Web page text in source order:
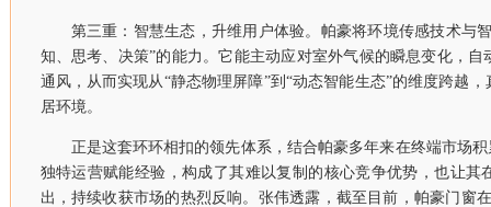
第三重：智慧生态，升维用户体验。帕豪将环境传感技术与
知、思考、决策”的能力。它能主动应对室外气候的瞬息变化，
通风，从而实现从“静态物理屏障”到“动态智能生态”的维度跨越
居环境。
正是这套环环相扣的领先体系，结合帕豪多年来在终端市场
独特运营赋能经验，构成了其难以复制的核心竞争优势，也让其
出，持续收获市场的热烈反响。张伟透露，截至目前，帕豪门窗